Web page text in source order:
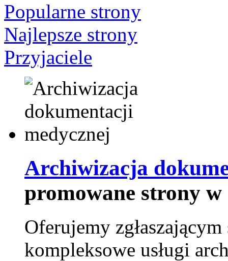
Popularne strony
Najlepsze strony
Przyjaciele
Archiwizacja
promowane strony
Oferujemy
kompleksowe usługi